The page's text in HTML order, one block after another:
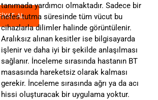
tanımada yardımcı olmaktadır. Sadece bir
nefes tutma süresinde tüm vücut bu
cihazlarla dilimler halinde görüntülenir.
Aralıksız alınan kesitler ise bilgisayarda
işlenir ve daha iyi bir şekilde anlaşılması
sağlanır. İnceleme sırasında hastanın BT
masasında hareketsiz olarak kalması
gerekir. İnceleme sırasında ağrı ya da acı
hissi oluşturacak bir uygulama yoktur.